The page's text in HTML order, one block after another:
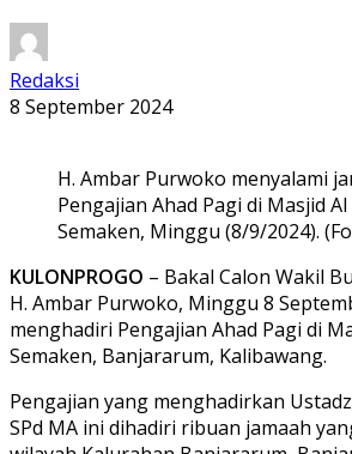
Redaksi
8 September 2024
H. Ambar Purwoko menyalami
Pengajian Ahad Pagi di Masjid Al
Semaken, Minggu (8/9/2024).
KULONPROGO – Bakal Calon Wakil
H. Ambar Purwoko, Minggu 8
menghadiri Pengajian Ahad Pagi di
Semaken, Banjararum, Kalibawang.
Pengajian yang menghadirkan
SPd MA ini dihadiri ribuan jamaah